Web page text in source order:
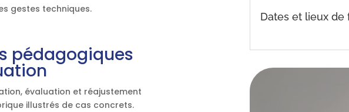
gestes techniques.
pédagogiques
évaluation et réajustement
illustrés de cas concrets.
Dates et lieux de